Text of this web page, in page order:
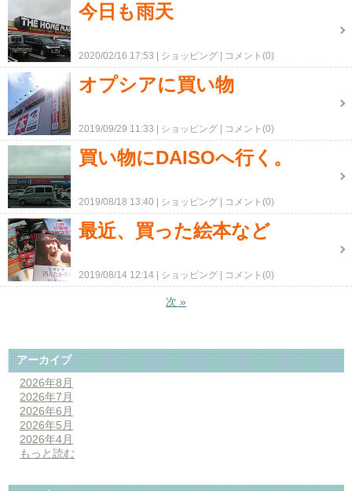
今日も雨天
2020/02/16 17:53 ショッピング コメント(0)
オプシアに買い物
2019/09/29 11:33 ショッピング コメント(0)
買い物にDAISOへ行く。
2019/08/18 13:40 ショッピング コメント(0)
最近、買った絵本など
2019/08/14 12:14 ショッピング コメント(0)
次 »
アーカイブ
2026年8月
2026年7月
2026年6月
2026年5月
2026年4月
もっと読む